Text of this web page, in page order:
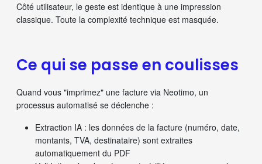
Côté utilisateur, le geste est identique à une impression
classique. Toute la complexité technique est masquée.
Ce qui se passe en coulisses
Quand vous "imprimez" une facture via Neotimo, un
processus automatisé se déclenche :
Extraction IA : les données de la facture (numéro, date,
montants, TVA, destinataire) sont extraites
automatiquement du PDF